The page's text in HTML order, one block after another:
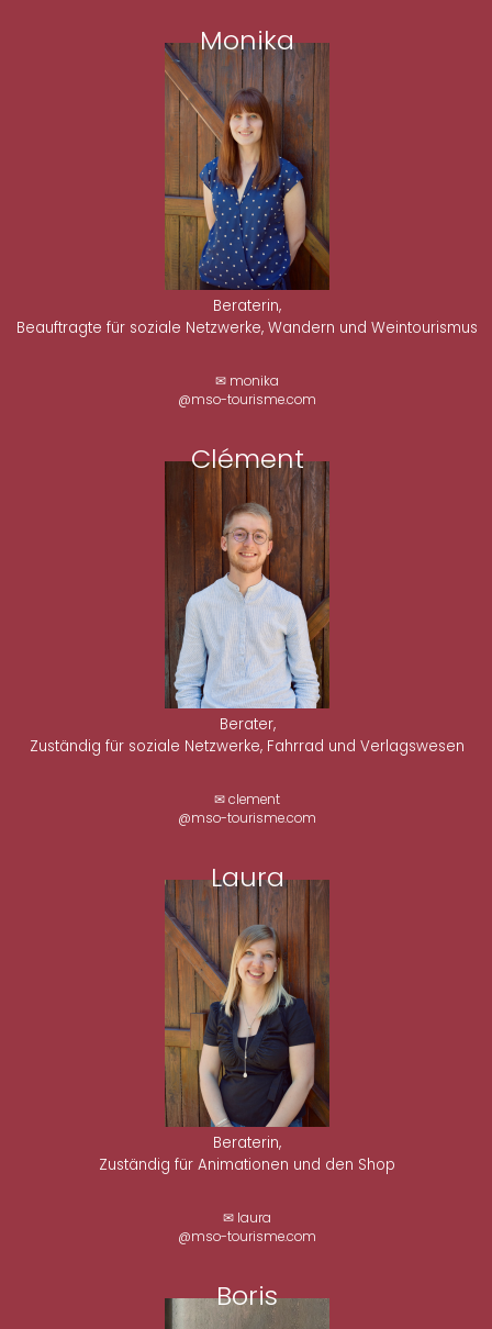
Monika
Beraterin,
Beauftragte für soziale Netzwerke, Wandern und Weintourismus
✉ monika
@mso-tourisme.com
Clément
Berater,
Zuständig für soziale Netzwerke, Fahrrad und Verlagswesen
✉ clement
@mso-tourisme.com
Laura
Beraterin,
Zuständig für Animationen und den Shop
✉ laura
@mso-tourisme.com
Boris